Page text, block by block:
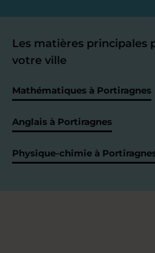
Les matières principales
votre ville
Mathématiques à Portiragnes
Anglais à Portiragnes
Physique-chimie à